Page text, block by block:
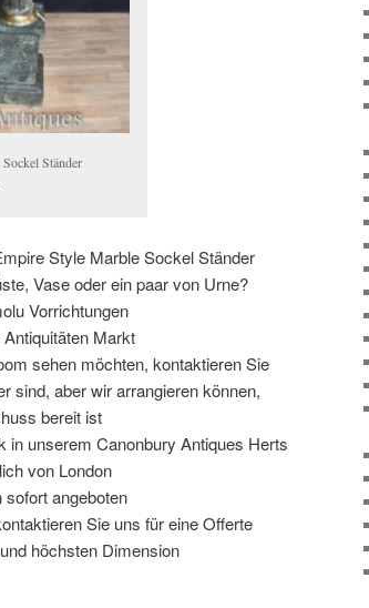
Ständer
Style Marble Sockel Ständer
Vase oder ein paar von Urne?
Vorrichtungen
Markt
sehen möchten, kontaktieren Sie
sind, aber wir arrangieren können,
bereit ist
in unserem Canonbury Antiques Herts
von London
angeboten
Sie uns für eine Offerte
höchsten Dimension